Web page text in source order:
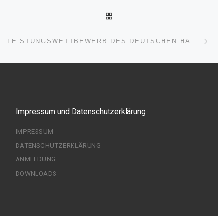
LEISTUNGSWETTBEWERB DES DEUTSCHEN HANDWERKS 2021: JULIAN MICHEL WURDE ZUM LANDESSIEGER GEKÜRT
Impressum und Datenschutzerklärung
IMPRESSUM
DATENSCHUTZERKLÄRUNG
ANMELDUNG
DOWNLOADS